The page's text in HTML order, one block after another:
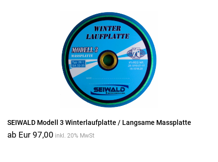
SEIWALD Modell 3 Winterlaufplatte / Langsame Massplatte
ab Eur 97,00 inkl. 20% MwSt